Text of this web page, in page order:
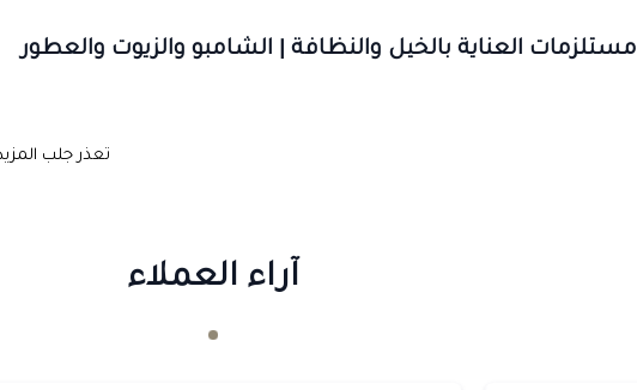
مستلزمات العناية بالخيل والنظافة | الشامبو والزيوت والعطور
تعذر جلب
آراء العملاء